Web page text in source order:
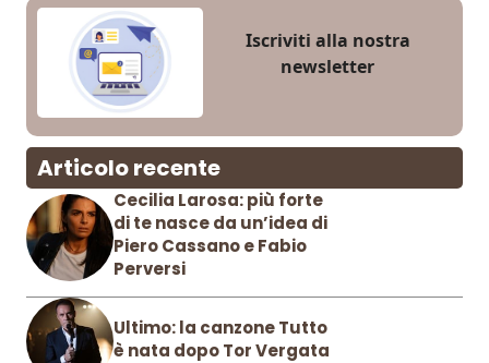
Iscriviti alla nostra
newsletter
Articolo recente
Cecilia Larosa: più forte
di te nasce da un’idea di
Piero Cassano e Fabio
Perversi
Ultimo: la canzone Tutto
è nata dopo Tor Vergata